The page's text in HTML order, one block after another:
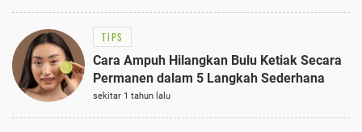
TIPS
Cara Ampuh Hilangkan Bulu Ketiak Secara
Permanen dalam 5 Langkah Sederhana
sekitar 1 tahun lalu